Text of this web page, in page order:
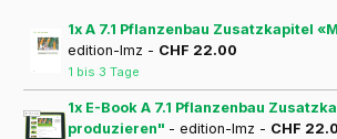
1x A 7.1 Pflanzenbau Zusatzkapitel
edition-lmz - CHF 22.00
1 bis 3 Tage
1x E-Book A 7.1 Pflanzenbau
produzieren" - edition-lmz - CHF